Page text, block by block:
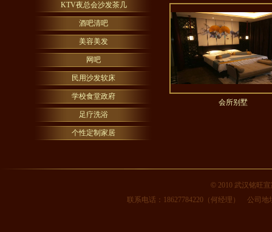
KTV夜总会沙发茶几
酒吧清吧
美容美发
网吧
民用沙发软床
学校食堂政府
足疗洗浴
个性定制家居
会所别墅
© 2010 武汉铭旺
联系电话：18627784220（何经理） 公司